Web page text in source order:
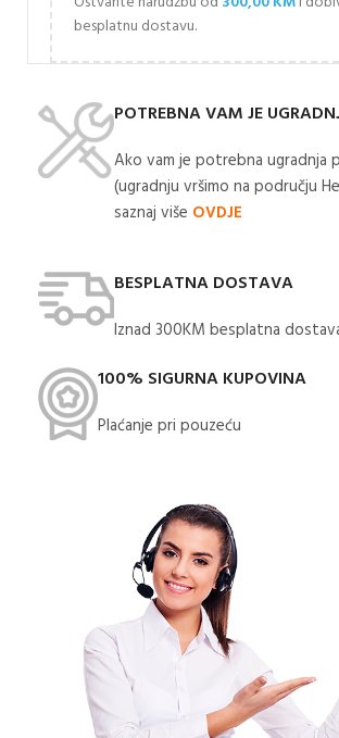
besplatnu dostavu.
POTREBNA VAM JE
Ako vam je potrebna ugradnja
(ugradnju vršimo na području
saznaj više OVDJE
BESPLATNA DOSTAVA
Iznad 300KM besplatna
100% SIGURNA KUPOVINA
Plaćanje pri pouzeću